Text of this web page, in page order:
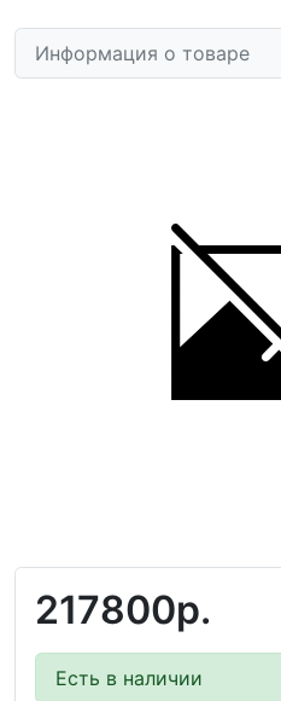
Информация о товаре
217800р.
Есть в наличии